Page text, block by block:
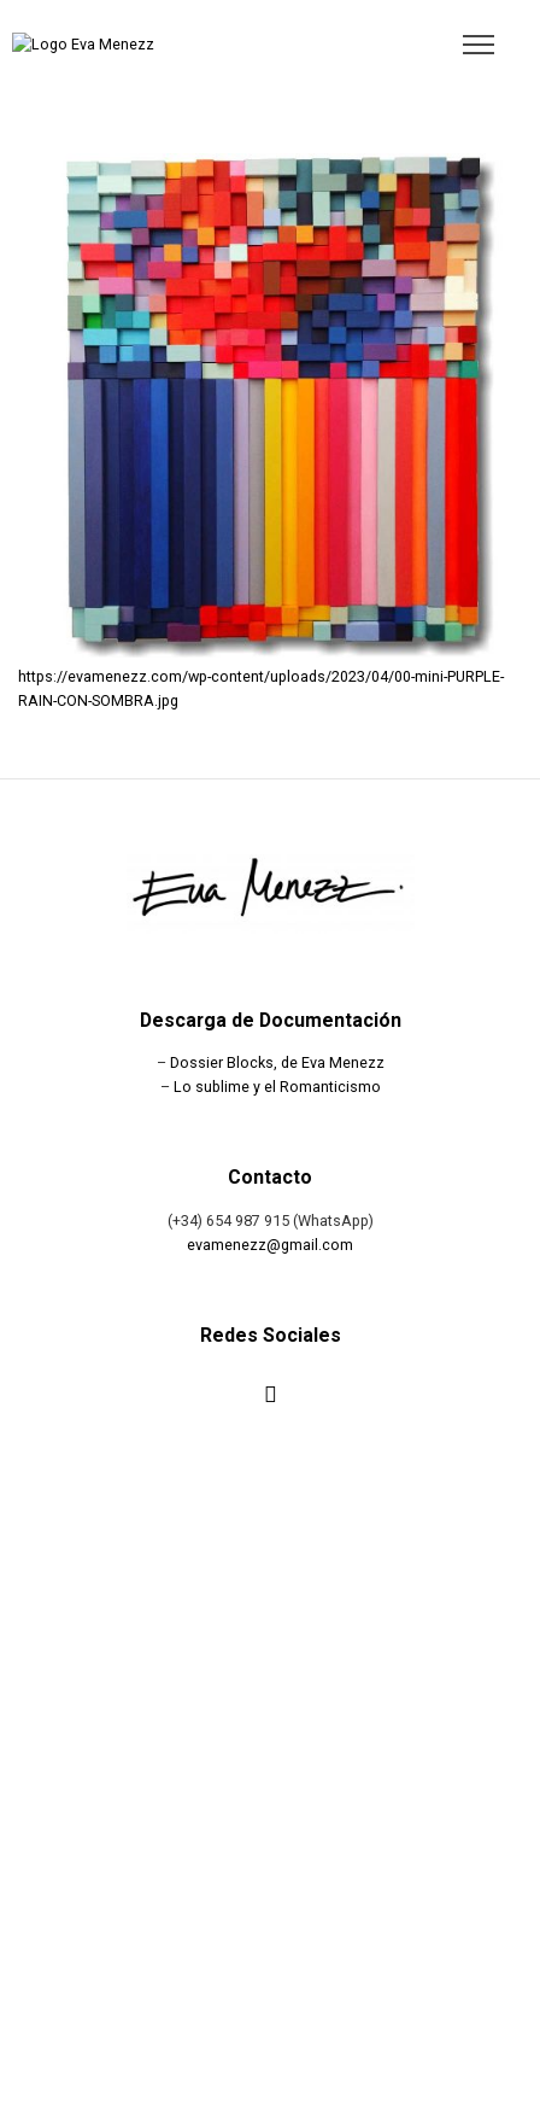
https://evamenezz.com/wp-content/uploads/2023/04/00-mini-PURPLE-
RAIN-CON-SOMBRA.jpg
Descarga de Documentación
– Dossier Blocks, de Eva Menezz
– Lo sublime y el Romanticismo
Contacto
(+34) 654 987 915 (WhatsApp)
evamenezz@gmail.com
Redes Sociales